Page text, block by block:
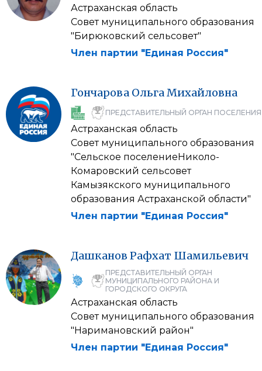
Астраханская область
Совет муниципального образования
"Бирюковский сельсовет"
Член партии "Единая Россия"
Гончарова ОльгаМихайловна
ПРЕДСТАВИТЕЛЬНЫЙ ОРГАН ПОСЕЛЕНИЯ
Астраханская область
Совет муниципального образования
"Сельское поселениеНиколо-
Комаровский сельсовет
Камызякского муниципального
образования Астраханской области"
Член партии "Единая Россия"
Дашканов Рафхат Шамильевич
ПРЕДСТАВИТЕЛЬНЫЙ ОРГАН
МУНИЦИПАЛЬНОГО РАЙОНА И
ГОРОДСКОГО ОКРУГА
Астраханская область
Совет муниципального образования
"Наримановский район"
Член партии "Единая Россия"